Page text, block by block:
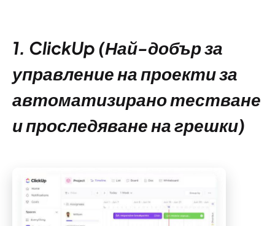
1. ClickUp (Най-добър за
управление на проекти за
автоматизирано тестване
и проследяване на грешки)